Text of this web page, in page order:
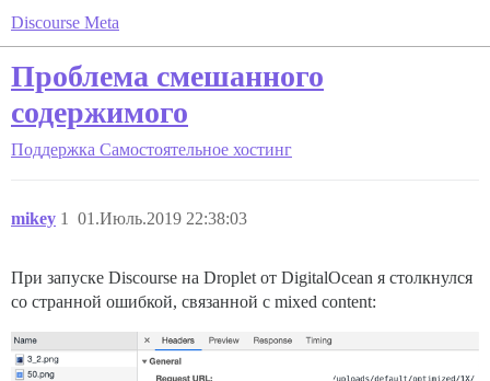
Discourse Meta
Проблема смешанного
содержимого
Поддержка Самостоятельное хостинг
mikey 01.Июль.2019 22:38:03
1
При запуске Discourse на Droplet от DigitalOcean я столкнулся
со странной ошибкой, связанной с mixed content: